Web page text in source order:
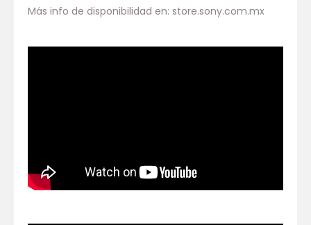
Más info de disponibilidad en: store.sony.com.mx